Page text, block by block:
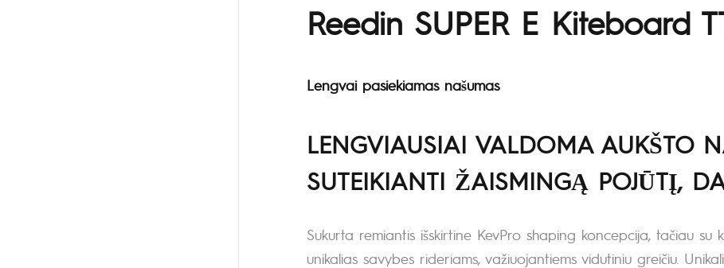
Reedin SUPER E Kiteboard
Lengvai pasiekiamas našumas
LENGVIAUSIAI VALDOMA AUKŠTO
SUTEIKIANTI ŽAISMINGĄ POJŪTĮ,
Sukurta remiantis išskirtine KevPro shaping koncepcija, tačiau
unikalias savybes rideriams, važiuojantiems vidutiniu greičiu.